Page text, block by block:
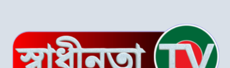
ইউনিয়নে বিএনপি’র বিশাল